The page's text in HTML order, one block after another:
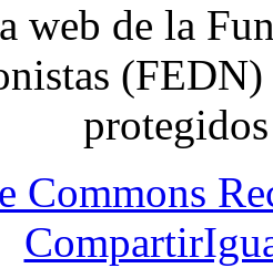
web de la
(FEDN)
Commons